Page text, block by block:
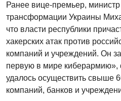
Ранее вице-премьер,
трансформации Украины
что власти республики
хакерских атак против
компаний и учреждений. Он
первую в мире киберармию»,
удалось осуществить свыше
компаний, банков и